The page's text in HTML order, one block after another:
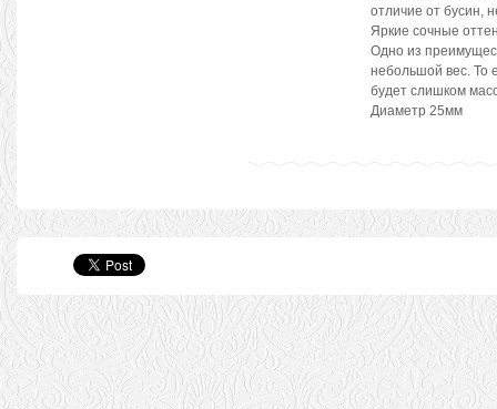
отличие от бусин,
Яркие сочные
Одно из
небольшой вес. То
будет слишком
Диаметр 25мм